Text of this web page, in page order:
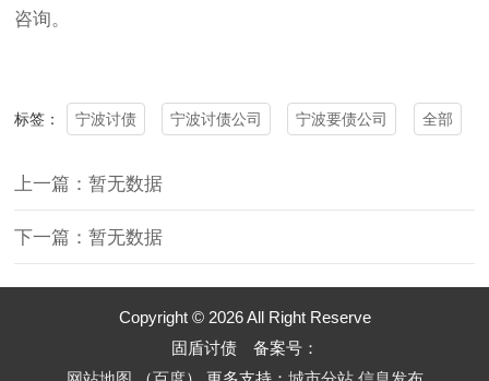
咨询。
标签： 宁波讨债 宁波讨债公司 宁波要债公司 全部
上一篇：暂无数据
下一篇：暂无数据
Copyright © 2026 All Right Reserve
固盾讨债 备案号：